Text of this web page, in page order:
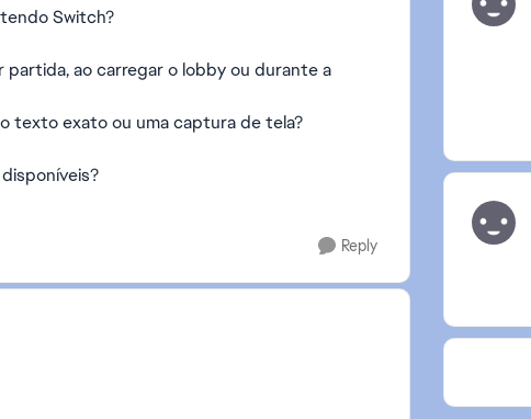
Switch?
ao carregar o lobby ou durante a
texto exato ou uma captura de tela?
Reply